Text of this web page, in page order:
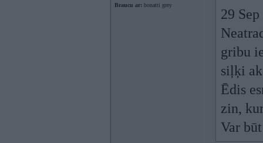
Braucu ar: bonatti grey
29
gribu
siļķi
Ēdis
zin,
Var